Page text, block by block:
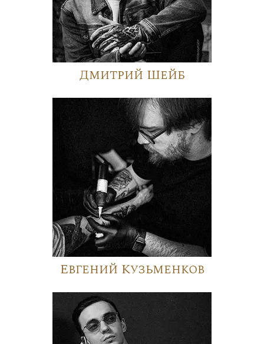
Дмитрий Шейб
Евгений Кузьменков